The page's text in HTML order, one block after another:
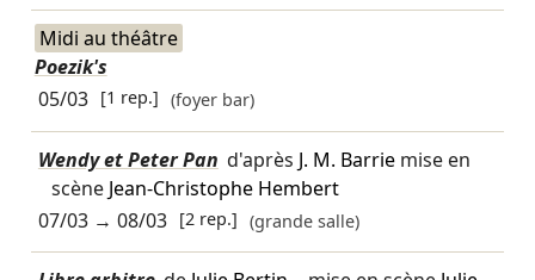
Midi au théâtre
Poezik's
05/03 [1 rep.] (foyer bar)
Wendy et Peter Pan d'après J. M. Barriemise en
scène Jean-Christophe Hembert
07/03→ 08/03 [2 rep.] (grande salle)